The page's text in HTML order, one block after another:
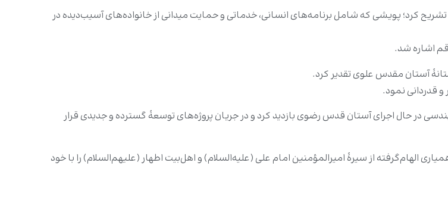
کرد؛ پویشی که شامل برنامه‌های انسانی، خدماتی و حمایت میدانی از خانواده‌های آسیب‌دیده در
اشاره شد.
آستان مقدس علوی تقدیر کرد.
و قدردانی نمود.
در حال اجرای آستان قدس رضوی بازدید کرد و در جریان پروژه‌های توسعۀ گسترده و جدیدی قرار
الهام‌گرفته از سیرۀ امیرالمؤمنین امام علی (علیه‌السلام) و اهل‌بیت اطهار (علیهم‌السلام) را با خود